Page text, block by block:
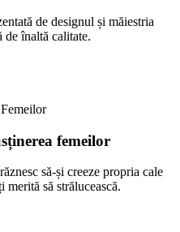
de designul și măiestria
de înaltă calitate.
femeilor
să-și creeze propria cale
să strălucească.